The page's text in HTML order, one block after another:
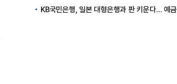
KB국민은행, 일본 대형은행과 판 키운다… 예금토큰으로 국가 간 결제 성공